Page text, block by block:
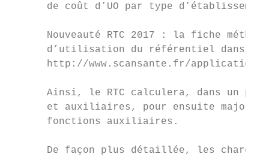
de coût d’UO par type
Nouveauté RTC 2017 : la fiche
d’utilisation du référentiel dans
http://www.scansante.fr/
Ainsi, le RTC calculera, dans un
et auxiliaires, pour ensuite
      fonctions auxiliaires.
De façon plus détaillée, les